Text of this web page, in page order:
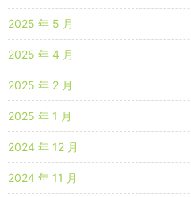
2025 年 5 月
2025 年 4 月
2025 年 2 月
2025 年 1 月
2024 年 12 月
2024 年 11 月